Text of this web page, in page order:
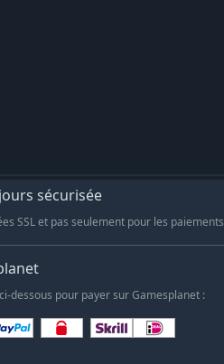
sécurisée
SSL et pas seulement pour les paiements
dessous pour payer sur Gamesplanet :